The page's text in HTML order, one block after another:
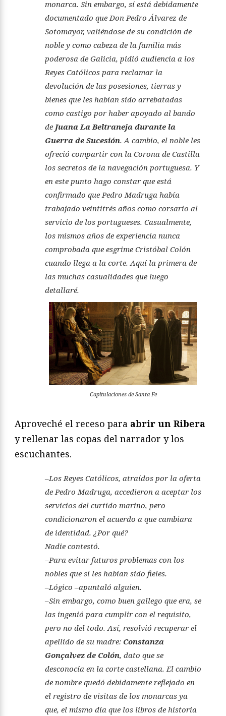
monarca. Sin embargo, sí está debidamente
documentado que Don Pedro Álvarez de
Sotomayor, valiéndose de su condición de
noble y como cabeza de la familia más
poderosa de Galicia, pidió audiencia a los
Reyes Católicos para reclamar la
devolución de las posesiones, tierras y
bienes que les habían sido arrebatadas
como castigo por haber apoyado al bando
de Juana La Beltraneja durante la
Guerra de Sucesión. A cambio, el noble les
ofreció compartir con la Corona de Castilla
los secretos de la navegación portuguesa. Y
en este punto hago constar que está
confirmado que Pedro Madruga había
trabajado veintitrés años como corsario al
servicio de los portugueses. Casualmente,
los mismos años de experiencia nunca
comprobada que esgrime Cristóbal Colón
cuando llega a la corte. Aquí la primera de
las muchas casualidades que luego
detallaré.
Capitulaciones de Santa Fe
Aproveché el receso para abrir un Ribera
y rellenar las copas del narrador y los
escuchantes.
–Los Reyes Católicos, atraídos por la oferta
de Pedro Madruga, accedieron a aceptar los
servicios del curtido marino, pero
condicionaron el acuerdo a que cambiara
de identidad. ¿Por qué?
Nadie contestó.
–Para evitar futuros problemas con los
nobles que sí les habían sido fieles.
–Lógico –apuntaló alguien.
–Sin embargo, como buen gallego que era, se
las ingenió para cumplir con el requisito,
pero no del todo. Así, resolvió recuperar el
apellido de su madre: Constanza
Gonçalvez de Colón, dato que se
desconocía en la corte castellana. El cambio
de nombre quedó debidamente reflejado en
el registro de visitas de los monarcas ya
que, el mismo día que los libros de historia